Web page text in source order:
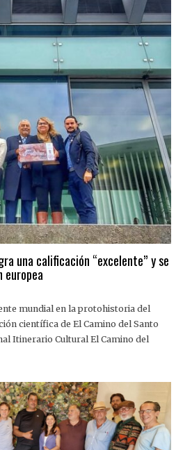
una calificación “excelente” y se
mundial en la protohistoria del
científica de El Camino del Santo
Itinerario Cultural El Camino del